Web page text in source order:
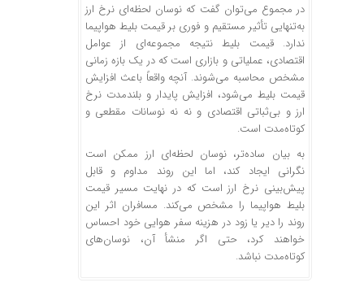
در مجموع می‌توان گفت که نوسان لحظه‌ای نرخ ارز
به‌تنهایی تأثیر مستقیم و فوری بر قیمت بلیط هواپیما
ندارد. قیمت بلیط نتیجه مجموعه‌ای از عوامل
اقتصادی، عملیاتی و بازاری است که در یک بازه زمانی
مشخص محاسبه می‌شوند. آنچه واقعاً باعث افزایش
قیمت بلیط می‌شود، افزایش پایدار و بلندمدت نرخ
ارز و بی‌ثباتی اقتصادی و نه نه نوسانات مقطعی و
کوتاه‌مدت است.
به بیان ساده‌تر، نوسان لحظه‌ای ارز ممکن است
نگرانی ایجاد کند، اما این روند مداوم و قابل
پیش‌بینی نرخ ارز است که در نهایت مسیر قیمت
بلیط هواپیما را مشخص می‌کند. مسافران اثر این
روند را دیر یا زود در هزینه سفر هوایی خود احساس
خواهند کرد، حتی اگر منشأ آن، نوسان‌های
کوتاه‌مدت نباشد.